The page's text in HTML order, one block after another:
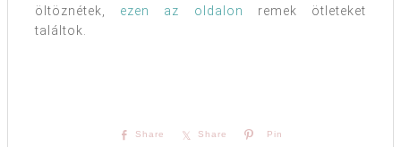
öltöznétek, ezen az oldalon
remek ötleteket
találtok.
Share Share Pin